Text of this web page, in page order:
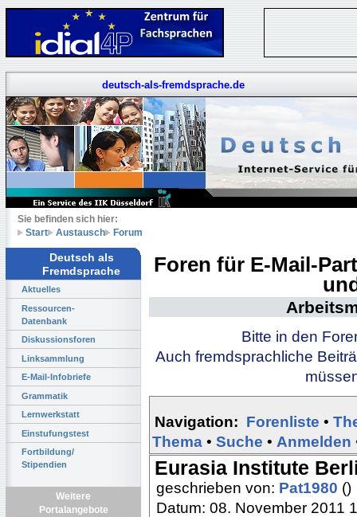
deutsch-als-fremdsprache.de
Sie befinden sich hier:
Start
Austausch Forum
Deutsch als
Fremdsprache
Aktuelles
Ressourcen-
Datenbank
Diskussionsforen
Linksammlung
E-Mail-Infobriefe
Grammatik
Lernwerkstatt
Einstufungstest
Fortbildung/
Stipendien
Weitere
Portalangebote
Foren für E-Mail-
Bitte in den
Auch fremdsprachliche
Navigation: Forenliste •
Thema • Suche • Anmelden
Eurasia Institute
geschrieben von: Pat1980 ()
Datum: 08. November 2011